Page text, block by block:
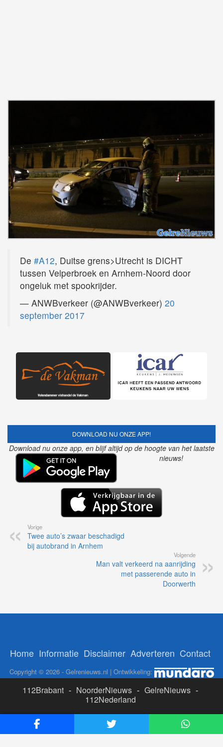
De #A12, Duitse grens>Utrecht is DICHT
tussen Velperbroek en Arnhem-Noord door
ongeluk met spookrijder.
— ANWBverkeer (@ANWBverkeer) 20
september 2017
DOWNLOAD NU ONZE APP!
Download nu onze app, en blijf altijd op de hoogte van het laatste
nieuws!
Vorige
Twee auto’s zwaar beschadigd
bij autobrand in Arnhem
Volgende
Man valt verkeerd na aanrijding
met passerende auto in
Doorwerth
Home Informatie Disclaimer Adverteren Contact
Copyright © 2026 - Gelrenieuws.nl | Ontwikkeling:
112Brabant - NoorderNieuws - GelreNieuws -
112Nederland
ADS:
Likesbet Casino-OnlineCasinoReports.nl-